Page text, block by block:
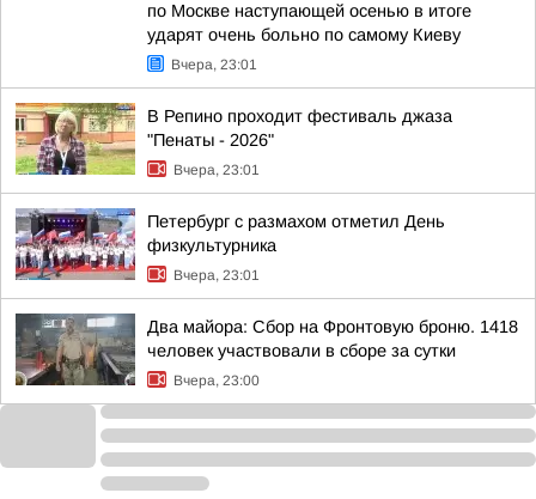
по Москве наступающей осенью в итоге
ударят очень больно по самому Киеву
Вчера, 23:01
В Репино проходит фестиваль джаза
"Пенаты - 2026"
Вчера, 23:01
Петербург с размахом отметил День
физкультурника
Вчера, 23:01
Два майора: Сбор на Фронтовую броню. 1418
человек участвовали в сборе за сутки
Вчера, 23:00